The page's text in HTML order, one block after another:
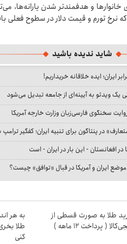
و هدفمندتر شدن یارانه‌ها،
که نرخ تورم و قیمت دلار در سطوح فعلی
شاید ندیده باشید
ایران؛ ایده خلاقانه خریداریم!
یک ویدئو به آیینه‌ای از جامعه تبدیل می‌شود
سخنگوی فارسی‌زبان وزارت خارجه آمریکا
در پنتاگون برای تنبیه ایران؛ کفگیر
در افغانستان - این بار در ایران - است
ایران و آمریکا در قبال «توافق» چیست؟
طلا به صورت قسطی از
( پرداخت 12 ماهه )
به هر
طلا
کنی